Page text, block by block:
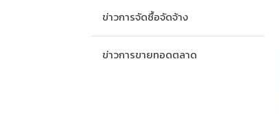
ข่าวการจัดซื้อจัดจ้าง
ข่าวการขายทอดตลาด